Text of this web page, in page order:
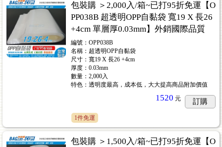
包裝購 ＞2,000入/箱~已打95折免運【O
PP038B 超透明OPP自黏袋 寬19 X 長26
+4cm 單層厚0.03mm】外銷國際品質
編號：OPP038B
名稱：超透明OPP自黏袋
尺寸：寬19 X 長26 +4cm
厚度：0.03mm
數量：2,000入
特色：透明度最高，成本低，大大提高商品附加價值
1520 元 訂購
1件免運
包裝購 ＞1,500入/箱~已打95折免運【O